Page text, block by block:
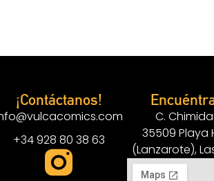
¡Contáctanos!
+34 928 80 38 63
C.
35509 Playa
(Lanzarote),